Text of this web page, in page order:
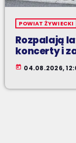
POWIAT ŻYWIECKI
Rozpalają
koncerty i
today 04.08.2026,